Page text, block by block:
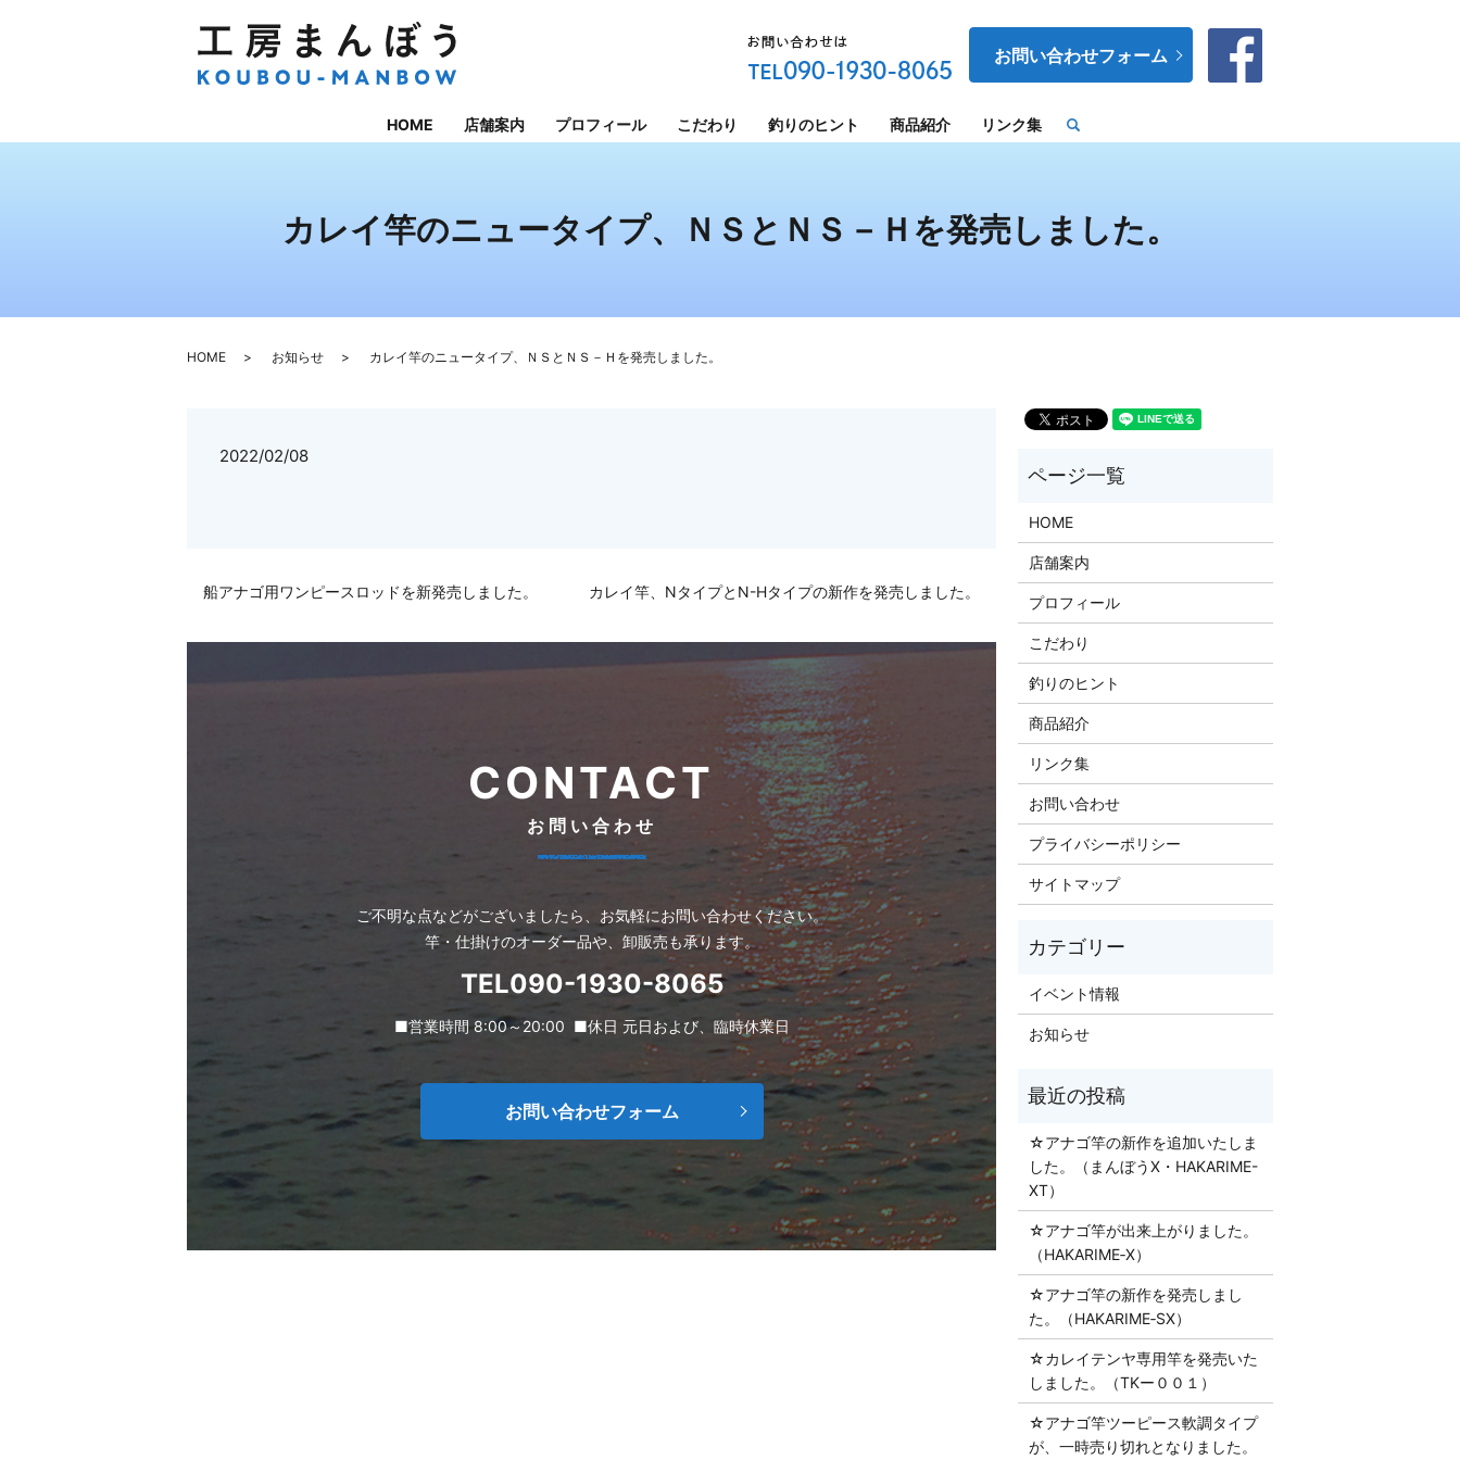
HOME 店舗案内 プロフィール こだわり 釣りのヒント 商品紹介 リンク集 search
お問い合わせフォーム
カレイ竿のニュータイプ、ＮＳとＮＳ－Ｈを発売しました。
HOME お知らせ カレイ竿のニュータイプ、ＮＳとＮＳ－Ｈを発売しました。
2022/02/08
船アナゴ用ワンピースロッドを新発売しました。 カレイ竿、NタイプとN-Hタイプの新作を発売しました。
CONTACT
お問い合わせ
ご不明な点などがございましたら、お気軽にお問い合わせください。
竿・仕掛けのオーダー品や、卸販売も承ります。
TEL090-1930-8065
■営業時間 8:00～20:00 ■休日 元日および、臨時休業日
お問い合わせフォーム
HOME
店舗案内
プロフィール
こだわり
釣りのヒント
商品紹介
リンク集
お問い合わせ
プライバシーポリシー
サイトマップ
イベント情報
お知らせ
☆アナゴ竿の新作を追加いたしま
した。（まんぼうX・HAKARIME-
XT）
☆アナゴ竿が出来上がりました。
（HAKARIME‐X）
☆アナゴ竿の新作を発売しまし
た。（HAKARIME‐SX）
☆カレイテンヤ専用竿を発売いた
しました。（TKー００１）
☆アナゴ竿ツーピース軟調タイプ
が、一時売り切れとなりました。